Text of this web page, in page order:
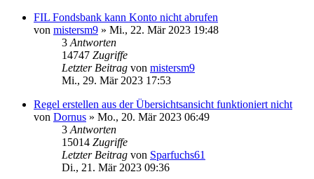
FIL Fondsbank kann Konto nicht abrufen
von mistersm9 » Mi., 22. Mär 2023 19:48
3 Antworten
14747 Zugriffe
Letzter Beitrag von mistersm9
Mi., 29. Mär 2023 17:53
Regel erstellen aus der Übersichtsansicht funktioniert nicht
von Dornus » Mo., 20. Mär 2023 06:49
3 Antworten
15014 Zugriffe
Letzter Beitrag von Sparfuchs61
Di., 21. Mär 2023 09:36